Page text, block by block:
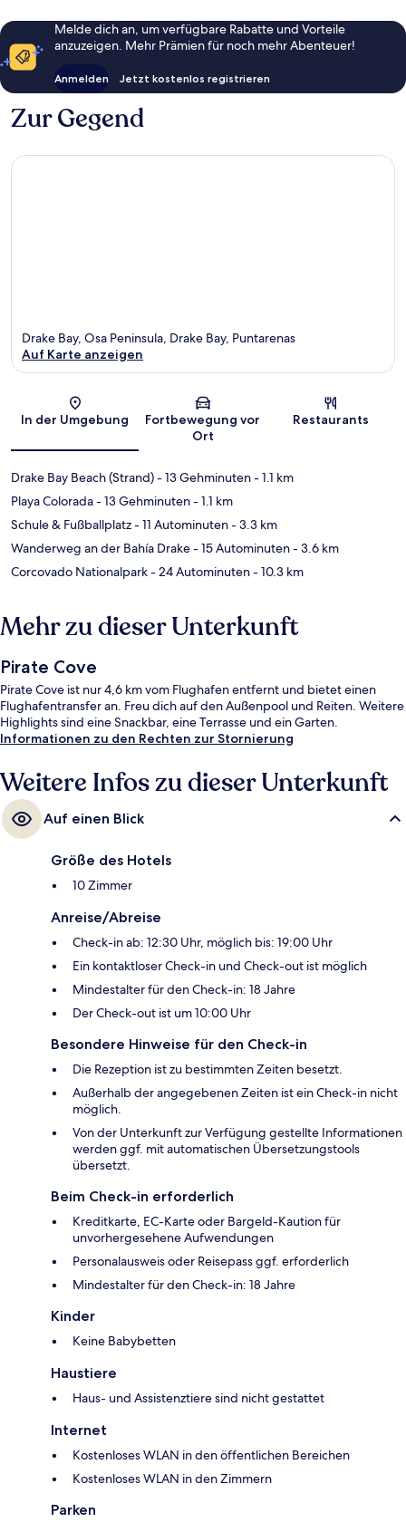
Melde dich an, um verfügbare Rabatte und Vorteile
anzuzeigen. Mehr Prämien für noch mehr Abenteuer!
Anmelden Jetzt kostenlos registrieren
Zur Gegend
Karte
Drake Bay, Osa Peninsula, Drake Bay, Puntarenas
Auf Karte anzeigen
In der Umgebung
Fortbewegung vor
Ort
Restaurants
Drake Bay Beach (Strand)- 13 Gehminuten- 1.1 km
Playa Colorada- 13 Gehminuten- 1.1 km
Schule & Fußballplatz- 11 Autominuten- 3.3 km
Wanderweg an der Bahía Drake- 15 Autominuten- 3.6 km
Corcovado Nationalpark- 24 Autominuten- 10.3 km
Mehr zu dieser Unterkunft
Pirate Cove
Pirate Cove ist nur 4,6 km vom Flughafen entfernt und bietet einen
Flughafentransfer an. Freu dich auf den Außenpool und Reiten. Weitere
Highlights sind eine Snackbar, eine Terrasse und ein Garten.
Informationen zu den Rechten zur Stornierung
Weitere Infos zu dieser Unterkunft
Auf einen Blick
Größe des Hotels
10 Zimmer
Anreise/Abreise
Check-in ab: 12:30 Uhr, möglich bis: 19:00 Uhr
Ein kontaktloser Check-in und Check-out ist möglich
Mindestalter für den Check-in: 18 Jahre
Der Check-out ist um 10:00 Uhr
Besondere Hinweise für den Check-in
Die Rezeption ist zu bestimmten Zeiten besetzt.
Außerhalb der angegebenen Zeiten ist ein Check-in nicht
möglich.
Von der Unterkunft zur Verfügung gestellte Informationen
werden ggf. mit automatischen Übersetzungstools
übersetzt.
Beim Check-in erforderlich
Kreditkarte, EC-Karte oder Bargeld-Kaution für
unvorhergesehene Aufwendungen
Personalausweis oder Reisepass ggf. erforderlich
Mindestalter für den Check-in: 18 Jahre
Kinder
Keine Babybetten
Haustiere
Haus- und Assistenztiere sind nicht gestattet
Internet
Kostenloses WLAN in den öffentlichen Bereichen
Kostenloses WLAN in den Zimmern
Parken